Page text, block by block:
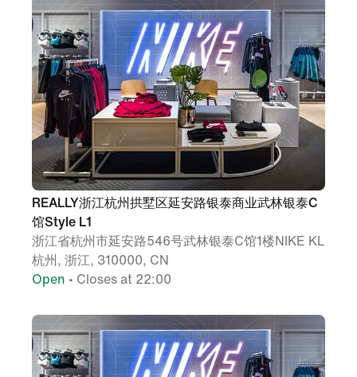
REALLY浙江杭州拱墅区延安路银泰商业武林银泰C
馆Style L1
浙江省杭州市延安路546号武林银泰C馆1楼NIKE KL
杭州, 浙江, 310000, CN
Open • Closes at 22:00